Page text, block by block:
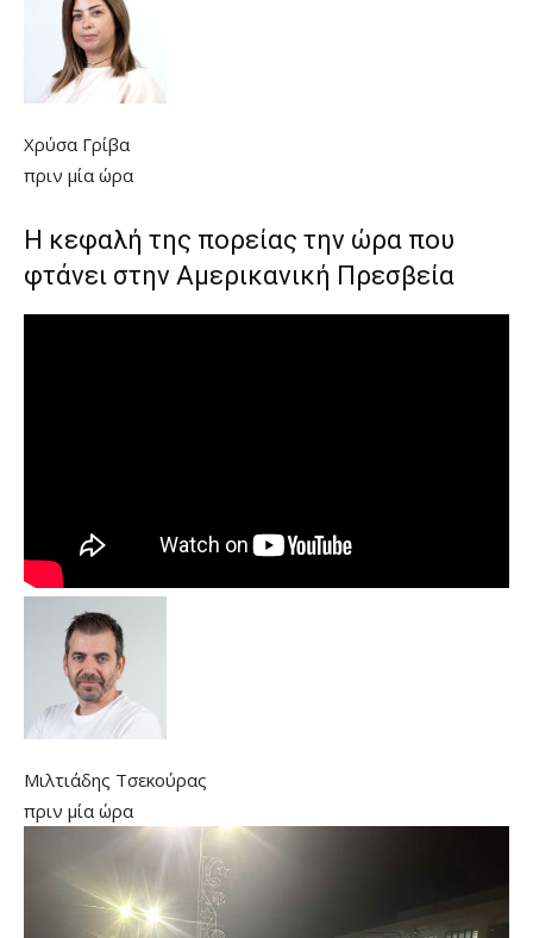
Χρύσα Γρίβα
πριν μία ώρα
Η κεφαλή της πορείας την ώρα που
φτάνει στην Αμερικανική Πρεσβεία
Μιλτιάδης Τσεκούρας
πριν μία ώρα